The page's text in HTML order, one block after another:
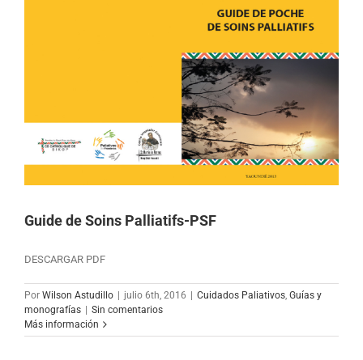
Guide de Soins Palliatifs-PSF
DESCARGAR PDF
Por Wilson Astudillo julio 6th, 2016 Cuidados Paliativos, Guías y
monografías
Sin comentarios
Más información